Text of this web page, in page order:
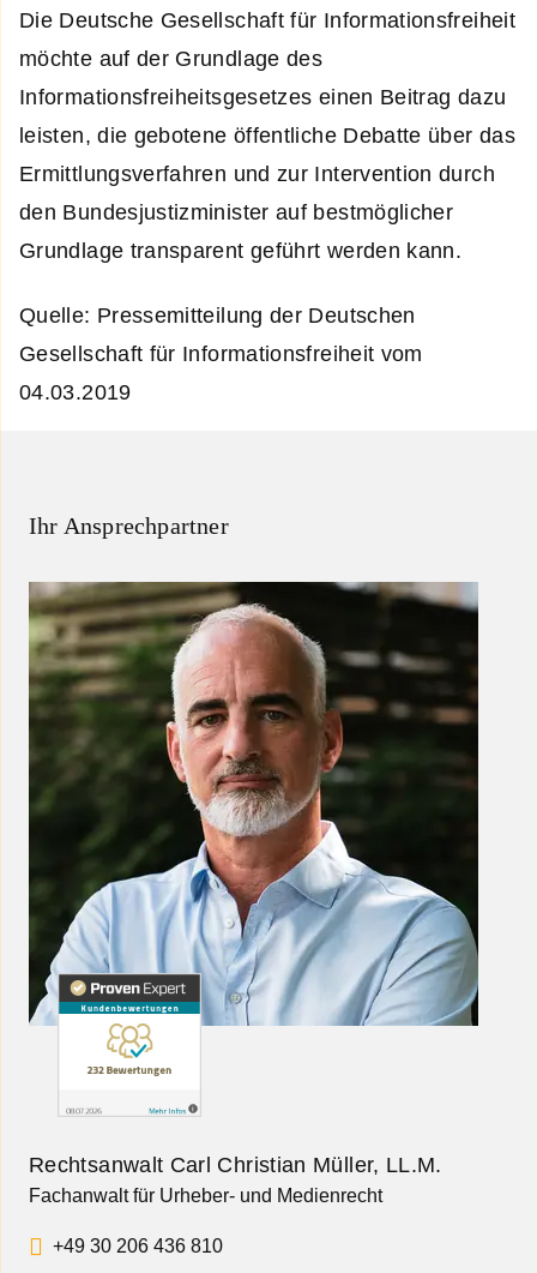
Die Deutsche Gesellschaft für Informationsfreiheit
möchte auf der Grundlage des
Informationsfreiheitsgesetzes einen Beitrag dazu
leisten, die gebotene öffentliche Debatte über das
Ermittlungsverfahren und zur Intervention durch
den Bundesjustizminister auf bestmöglicher
Grundlage transparent geführt werden kann.
Quelle: Pressemitteilung der Deutschen
Gesellschaft für Informationsfreiheit vom
04.03.2019
Ihr Ansprechpartner
Rechtsanwalt Carl Christian Müller, LL.M.
Fachanwalt für Urheber- und Medienrecht
+49 30 206 436 810